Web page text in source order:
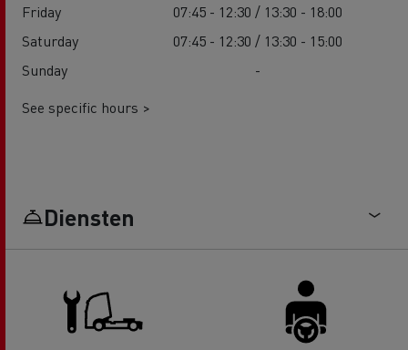
Friday
07:45 - 12:30 / 13:30 - 18:00
Saturday
07:45 - 12:30 / 13:30 - 15:00
Sunday
-
See specific hours >
Diensten